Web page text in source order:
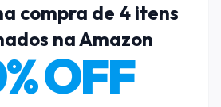
compra de 4 itens
na Amazon
OFF